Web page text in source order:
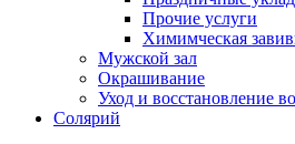
Прочие услуги
Химимческая
Мужской зал
Окрашивание
Уход и восстановление
Солярий